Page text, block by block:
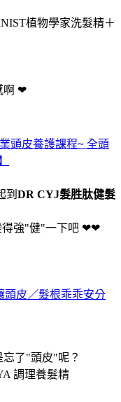
植物學家洗髮精＋
啊 ❤
頭皮養護課程~ 全頭
到 DR CYJ髮胜肽健髮
得強"健"一下吧 ❤❤
頭皮／髮根乖乖安分
了"頭皮"呢？
調理養髮精